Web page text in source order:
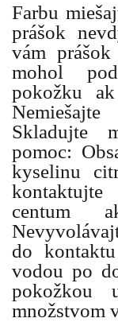
Farbu
prášok
vám
mohol
pokožku
Skladujte
pomoc:
kyselinu
centum
do
vodou po
pokožkou
množstvom